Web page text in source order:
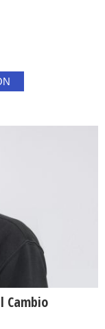
Cambio